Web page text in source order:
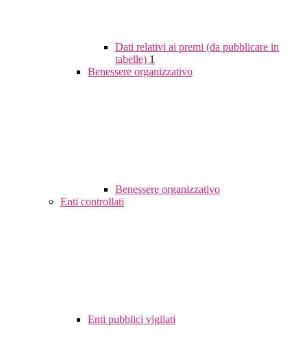
Dati relativi ai premi (da pubblicare in
tabelle) 1
Benessere organizzativo
Benessere organizzativo
Enti controllati
Enti pubblici vigilati